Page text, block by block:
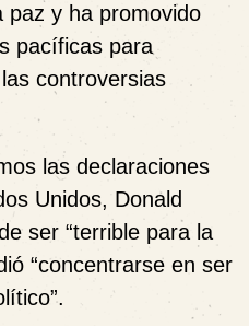
paz y ha promovido
pacíficas para
controversias
las declaraciones
Unidos, Donald
ser “terrible para la
“concentrarse en ser